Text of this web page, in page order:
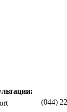
(044)